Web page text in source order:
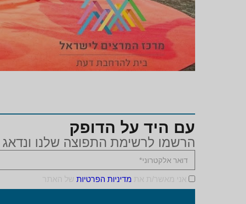
עם היד על הדופק
הרשמו לרשימת התפוצה שלנו
מדיניות הפרטיות